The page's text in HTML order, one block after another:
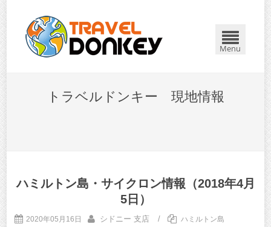
Menu
トラベルドンキー 現地情報
ハミルトン島・サイクロン情報（2018年4月
5日）
2020年05月16日 シドニー 支店 / ハミルトン島